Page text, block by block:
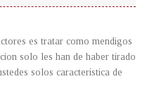
es tratar como mendigos
solo les han de haber tirado
solos caracteristica de